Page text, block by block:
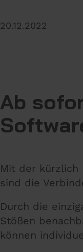
20.12.2022
Ab
Mit der kürzlich
sind die
Durch die
Stößen
können